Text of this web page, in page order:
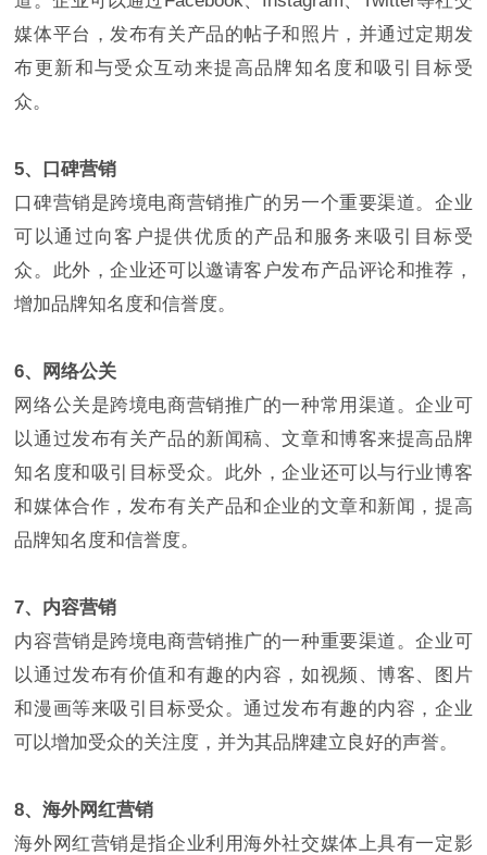
媒体平台，发布有关产品的帖子和照片，并通过定期发
布更新和与受众互动来提高品牌知名度和吸引目标受
众。
5、口碑营销
口碑营销是跨境电商营销推广的另一个重要渠道。企业
可以通过向客户提供优质的产品和服务来吸引目标受
众。此外，企业还可以邀请客户发布产品评论和推荐，
增加品牌知名度和信誉度。
6、网络公关
网络公关是跨境电商营销推广的一种常用渠道。企业可
以通过发布有关产品的新闻稿、文章和博客来提高品牌
知名度和吸引目标受众。此外，企业还可以与行业博客
和媒体合作，发布有关产品和企业的文章和新闻，提高
品牌知名度和信誉度。
7、内容营销
内容营销是跨境电商营销推广的一种重要渠道。企业可
以通过发布有价值和有趣的内容，如视频、博客、图片
和漫画等来吸引目标受众。通过发布有趣的内容，企业
可以增加受众的关注度，并为其品牌建立良好的声誉。
8、海外网红营销
海外网红营销是指企业利用海外社交媒体上具有一定影